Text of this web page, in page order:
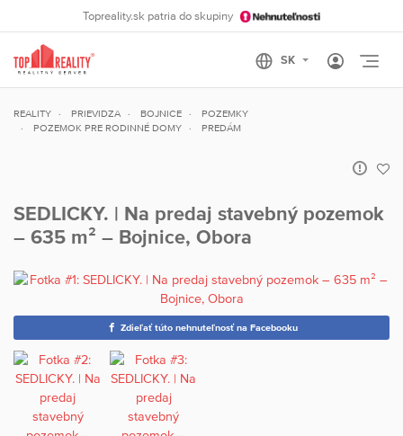
Topreality.sk patria do skupiny
REALITY PRIEVIDZA BOJNICE
POZEMKY
POZEMOK PRE RODINNÉ DOMY
PREDÁM
SEDLICKY. | Na predaj stavebný pozemok
– 635 m² – Bojnice, Obora
Zdieľať túto nehnuteľnosť na Facebooku